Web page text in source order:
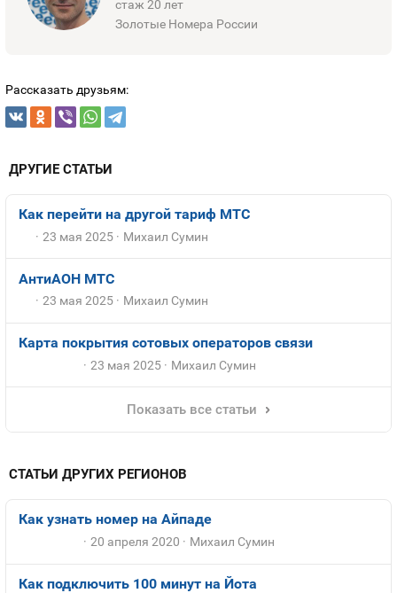
стаж 20 лет
Золотые Номера России
Рассказать друзьям:
ДРУГИЕ СТАТЬИ
Как перейти на другой тариф МТС
23 мая 2025 Михаил Сумин
АнтиАОН МТС
23 мая 2025 Михаил Сумин
Карта покрытия сотовых операторов связи
23 мая 2025 Михаил Сумин
Показать все статьи
СТАТЬИ ДРУГИХ РЕГИОНОВ
Как узнать номер на Айпаде
20 апреля 2020 Михаил Сумин
Как подключить 100 минут на Йота